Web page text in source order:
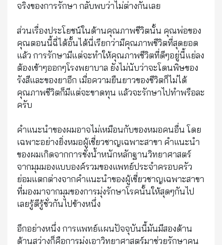
จริงของการรักษา กลับพบว่าไม่ต่างกันเลย
ส่วนเรื่องประโยชน์ในด้านคุณภาพชีวิตนั้น คุณพ่อของ
คุณตอนนี้ฉี่ได้อั้นได้นี่เรียกว่ามีคุณภาพชีวิตที่สุดยอด
แล้ว การรักษามีแต่จะทำให้คุณภาพชีวิตที่ดีๆอยู่นี้แย่ลง
ต้องเข้าๆออกๆโรงพยาบาล ยังไม่นับว่าจะโดนพิษของ
รังสีและของยาอีก เมื่อความยืนยาวของชีวิตก็ไม่ได้
คุณภาพชีวิตก็มีแต่จะขาดทุน แล้วจะรักษาไปทำพรือละ
ครับ
คำแนะนำของผมอาจไม่เหมือนกับของหมอคนอื่น โดย
เฉพาะอย่างยิ่งหมอผู้เชี่ยวชาญเฉพาะสาขา คำแนะนำ
ของผมเกิดจากการชั่งน้ำหนักหลักฐานวิทยาศาสตร์
จากมุมมองแบบองค์รวมของแพทย์ประจำครอบครัว
ย่อมแตกต่างจากคำแนะนำของผู้เชี่ยวชาญเฉพาะสาขา
ที่มองมาจากมุมของการมุ่งรักษาโรคนั้นให้สุดๆกันไป
เลยรู้ดีรู้ชั่วกันไปข้างหนึ่ง
อีกอย่างหนึ่ง การแพทย์แผนปัจจุบันนี้มันมีสองด้าน
ด้านสว่างก็คือการมุ่งเอาวิทยาศาสตร์มาช่วยรักษาคน